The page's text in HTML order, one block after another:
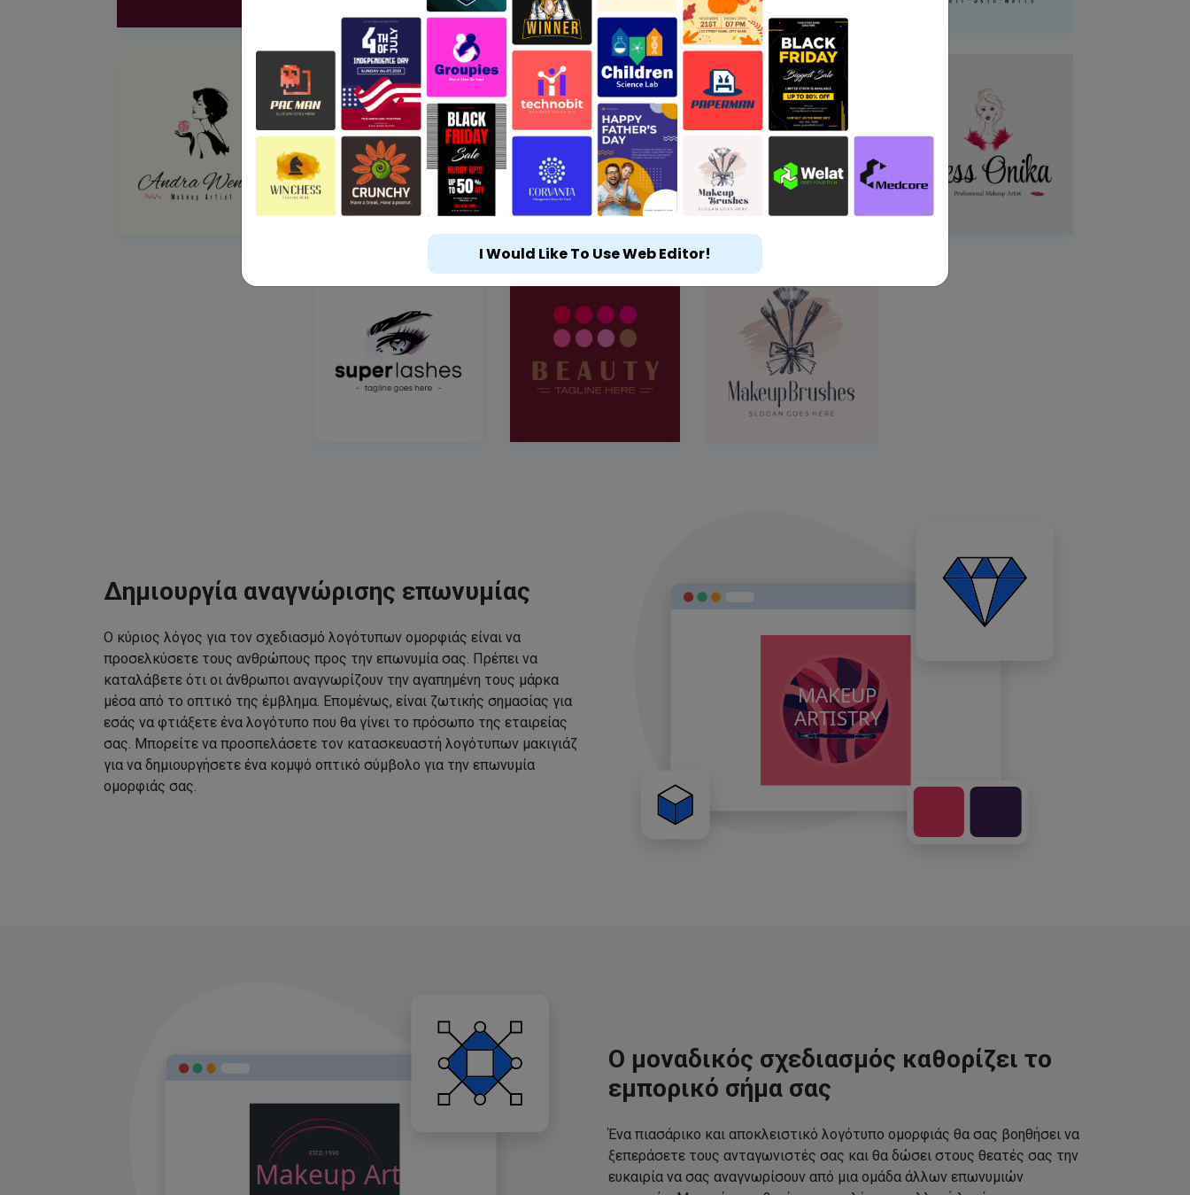
Δημιουργία αναγνώρισης επωνυμίας
Ο κύριος λόγος για τον σχεδιασμό λογότυπων ομορφιάς είναι να
προσελκύσετε τους ανθρώπους προς την επωνυμία σας. Πρέπει να
καταλάβετε ότι οι άνθρωποι αναγνωρίζουν την αγαπημένη τους μάρκα
μέσα από το οπτικό της έμβλημα. Επομένως, είναι ζωτικής σημασίας για
εσάς να φτιάξετε ένα λογότυπο που θα γίνει το πρόσωπο της εταιρείας
σας. Μπορείτε να προσπελάσετε τον κατασκευαστή λογότυπων μακιγιάζ
για να δημιουργήσετε ένα κομψό οπτικό σύμβολο για την επωνυμία
ομορφιάς σας.
Ο μοναδικός σχεδιασμός καθορίζει το
εμπορικό σήμα σας
Ένα πιασάρικο και αποκλειστικό λογότυπο ομορφιάς θα σας βοηθήσει να
ξεπεράσετε τους ανταγωνιστές σας και θα δώσει στους θεατές σας την
ευκαιρία να σας αναγνωρίσουν από μια ομάδα άλλων επωνυμιών
I Would Like To Use Web Editor!